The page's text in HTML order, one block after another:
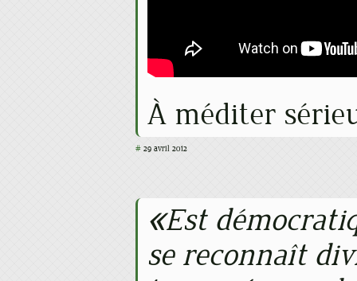
À méditer
# 29 avril 2012
Est
se reconnaît